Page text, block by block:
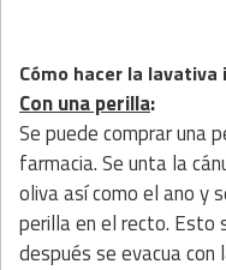
Cómo hacer la
Con una perilla:
Se puede comprar una
farmacia. Se unta la
oliva así como el ano y
perilla en el recto. Esto
después se evacua con